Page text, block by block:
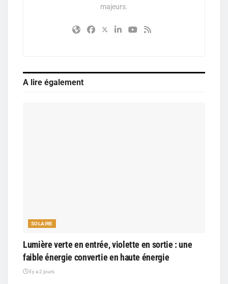
majeurs.
A lire également
SOLAIRE
Lumière verte en entrée, violette en sortie : une
faible énergie convertie en haute énergie
il y a 2 jours